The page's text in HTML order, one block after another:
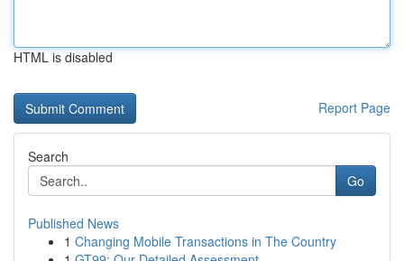
HTML is disabled
Report Page
Search
Go
Published News
1 Changing Mobile Transactions in The Country